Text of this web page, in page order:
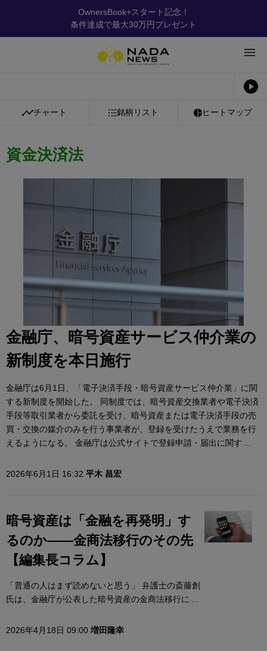
OwnersBook+スタート記念！
条件達成で最大30万円プレゼント
チャート 銘柄リスト ヒートマップ
資金決済法
金融庁、暗号資産サービス仲介業の
新制度を本日施行
金融庁は6月1日、「電子決済手段・暗号資産サービス仲介業」に関
する新制度を開始した。 同制度では、暗号資産交換業者や電子決済
手段等取引業者から委託を受け、暗号資産または電子決済手段の売
買・交換の媒介のみを行う事業者が、登録を受けたうえで業務を行
えるようになる。 金融庁は公式サイトで登録申請・届出に関す ...
2026年6月1日 16:32 平木 昌宏
暗号資産は「金融を再発明」す
るのか——金商法移行のその先
【編集長コラム】
「普通の人はまず読めないと思う」 弁護士の斎藤創
氏は、金融庁が公表した暗号資産の金商法移行に ...
2026年4月18日 09:00 増田隆幸